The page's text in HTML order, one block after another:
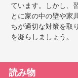
ています。しかし、
とに家の中の壁や家
ちが適切な対策を取
を凝らしましょう。
読み物